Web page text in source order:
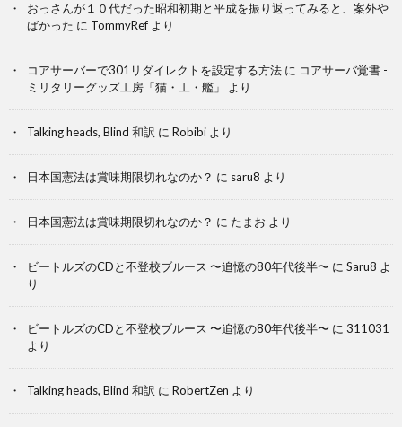
おっさんが１０代だった昭和初期と平成を振り返ってみると、案外や
ばかった に TommyRef より
コアサーバーで301リダイレクトを設定する方法 に コアサーバ覚書 -
ミリタリーグッズ工房「猫・工・艦」
より
Talking heads, Blind 和訳 に Robibi より
日本国憲法は賞味期限切れなのか？ に saru8 より
日本国憲法は賞味期限切れなのか？ に たまお より
ビートルズのCDと不登校ブルース 〜追憶の80年代後半〜 に Saru8 よ
り
ビートルズのCDと不登校ブルース 〜追憶の80年代後半〜 に 311031
より
Talking heads, Blind 和訳 に RobertZen より